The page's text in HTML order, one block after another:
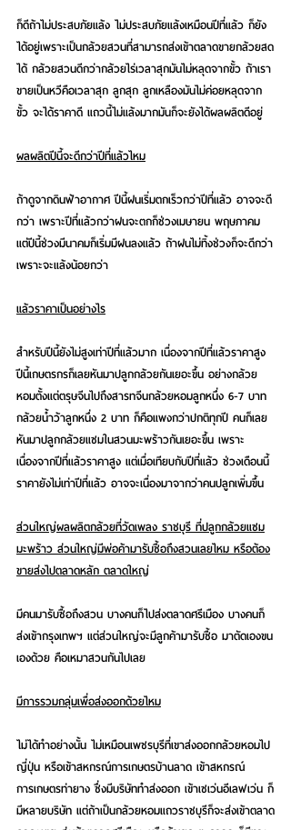
ก็ดีถ้าไม่ประสบภัยแล้ง ไม่ประสบภัยแล้งเหมือนปีที่แล้ว ก็ยัง
ได้อยู่เพราะเป็นกล้วยสวนที่สามารถส่งเข้าตลาดขายกล้วยสด
ได้ กล้วยสวนดีกว่ากล้วยไร่เวลาสุกมันไม่หลุดจากขั้ว ถ้าเรา
ขายเป็นหวีคือเวลาสุก ลูกสุก ลูกเหลืองมันไม่ค่อยหลุดจาก
ขั้ว จะได้ราคาดี แถวนี้ไม่แล้งมากมันก็จะยังได้ผลผลิตดีอยู่
ผลผลิตปีนี้จะดีกว่าปีที่แล้วไหม
ถ้าดูจากดินฟ้าอากาศ ปีนี้ฝนเริ่มตกเร็วกว่าปีที่แล้ว อาจจะดี
กว่า เพราะปีที่แล้วกว่าฝนจะตกก็ช่วงเมษายน พฤษภาคม
แต่ปีนี้ช่วงมีนาคมก็เริ่มมีฝนลงแล้ว ถ้าฝนไม่ทิ้งช่วงก็จะดีกว่า
เพราะจะแล้งน้อยกว่า
แล้วราคาเป็นอย่างไร
สำหรับปีนี้ยังไม่สูงเท่าปีที่แล้วมาก เนื่องจากปีที่แล้วราคาสูง
ปีนี้เกษตรกรก็เลยหันมาปลูกกล้วยกันเยอะขึ้น อย่างกล้วย
หอมตั้งแต่ตรุษจีนไปถึงสารทจีนกล้วยหอมลูกหนึ่ง 6-7 บาท
กล้วยน้ำว้าลูกหนึ่ง 2 บาท ก็คือแพงกว่าปกติทุกปี คนก็เลย
หันมาปลูกกล้วยแซมในสวนมะพร้าวกันเยอะขึ้น เพราะ
เนื่องจากปีที่แล้วราคาสูง แต่เมื่อเทียบกับปีที่แล้ว ช่วงเดือนนี้
ราคายังไม่เท่าปีที่แล้ว อาจจะเนื่องมาจากว่าคนปลูกเพิ่มขึ้น
ส่วนใหญ่ผลผลิตกล้วยที่วัดเพลง ราชบุรี ที่ปลูกกล้วยแซม
มะพร้าว ส่วนใหญ่มีพ่อค้ามารับซื้อถึงสวนเลยไหม หรือต้อง
ขายส่งไปตลาดหลัก ตลาดใหญ่
มีคนมารับซื้อถึงสวน บางคนก็ไปส่งตลาดศรีเมือง บางคนก็
ส่งเข้ากรุงเทพฯ แต่ส่วนใหญ่จะมีลูกค้ามารับซื้อ มาตัดเองขน
เองด้วย คือเหมาสวนกันไปเลย
มีการรวมกลุ่มเพื่อส่งออกด้วยไหม
ไม่ได้ทำอย่างนั้น ไม่เหมือนเพชรบุรีที่เขาส่งออกกล้วยหอมไป
ญี่ปุ่น หรือเข้าสหกรณ์การเกษตรบ้านลาด เข้าสหกรณ์
การเกษตรท่ายาง ซึ่งมีบริษัททําส่งออก เข้าเซเว่นอีเลฟเว่น ก็
มีหลายบริษัท แต่ถ้าเป็นกล้วยหอมแถวราชบุรีก็จะส่งเข้าตลาด